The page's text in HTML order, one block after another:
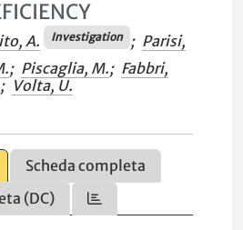
A. Investigation ; Parisi,
; Piscaglia, M.; Fabbri,
; Volta, U.
Scheda completa
(DC)